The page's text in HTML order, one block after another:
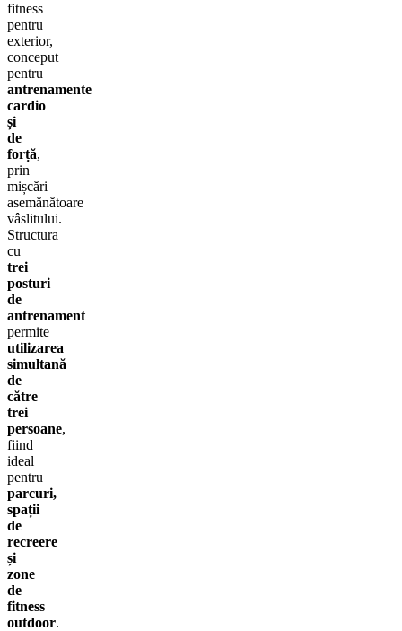
fitness
pentru
exterior,
conceput
pentru
antrenamente
cardio
și
de
forță,
prin
mișcări
asemănătoare
vâslitului.
Structura
cu
trei
posturi
de
antrenament
permite
utilizarea
simultană
de
către
trei
persoane,
fiind
ideal
pentru
parcuri,
spații
de
recreere
și
zone
de
fitness
outdoor.